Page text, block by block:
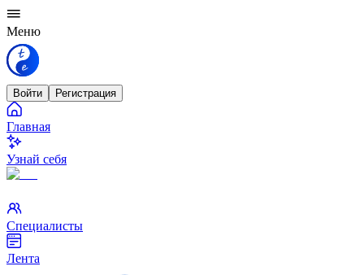
Меню
Войти Регистрация
Главная
Узнай себя
Специалисты
Лента